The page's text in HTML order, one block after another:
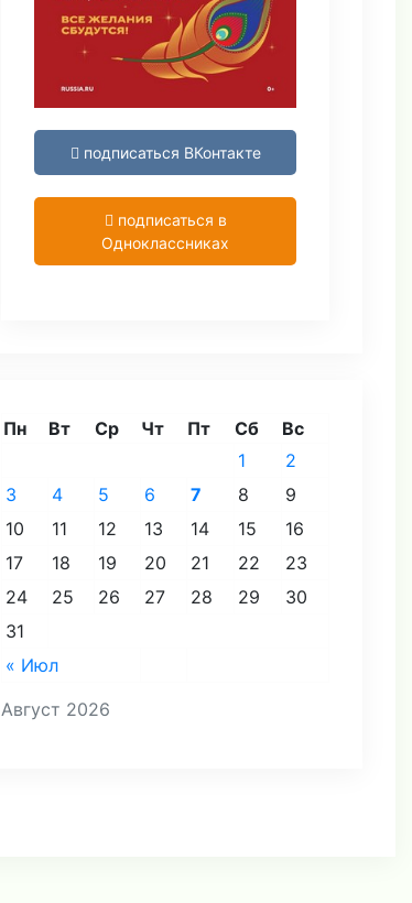
подписаться ВКонтакте
подписаться в
Одноклассниках
Август 2026
Пн Вт Ср Чт Пт Сб Вс
« Июл
1
2
3
4 5 6 7 8
9
10
11 12 13 14 15
16
17
18 19 20 21 22
23
24
25 26 27 28 29
30
31